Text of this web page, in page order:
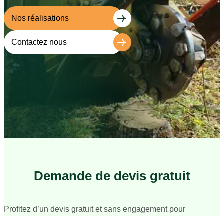
Nos réalisations
Contactez nous
Demande de devis gratuit
Profitez d’un devis gratuit et sans engagement pour